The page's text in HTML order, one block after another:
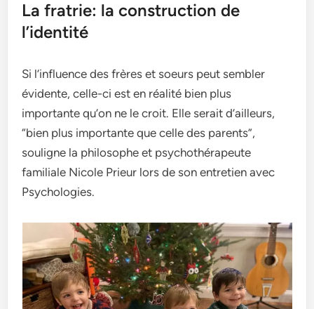
La fratrie: la construction de
l’identité
Si l’influence des frères et soeurs peut sembler
évidente, celle-ci est en réalité bien plus
importante qu’on ne le croit. Elle serait d’ailleurs,
“bien plus importante que celle des parents”,
souligne la philosophe et psychothérapeute
familiale Nicole Prieur lors de son entretien avec
Psychologies.